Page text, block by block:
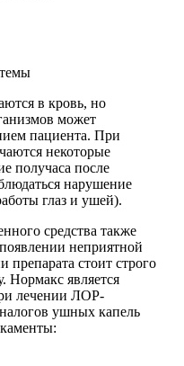
в кровь, но
может
пациента. При
некоторые
получаса после
нарушение
глаз и ушей).
средства также
неприятной
стоит строго
Нормакс является
лечении ЛОР-
ушных капель